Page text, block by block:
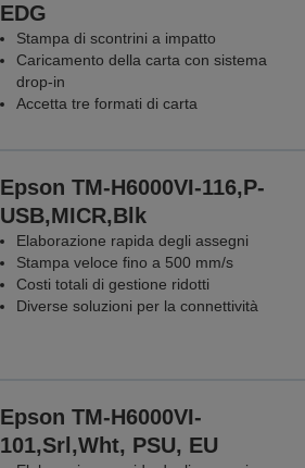
EDG
Stampa di scontrini a impatto
Caricamento della carta con sistema
drop-in
Accetta tre formati di carta
Epson TM-H6000VI-116,P-
USB,MICR,Blk
Elaborazione rapida degli assegni
Stampa veloce fino a 500 mm/s
Costi totali di gestione ridotti
Diverse soluzioni per la connettività
Epson TM-H6000VI-
101,Srl,Wht, PSU, EU